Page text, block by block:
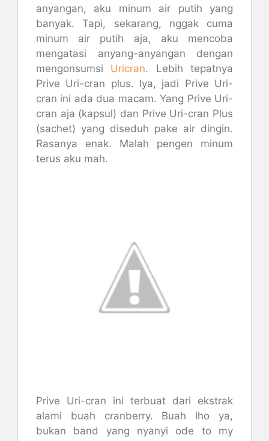
anyangan, aku minum air putih yang
banyak. Tapi, sekarang, nggak cuma
minum air putih aja, aku mencoba
mengatasi anyang-anyangan dengan
mengonsumsi Uricran. Lebih tepatnya
Prive Uri-cran plus. Iya, jadi Prive Uri-
cran ini ada dua macam. Yang Prive Uri-
cran aja (kapsul) dan Prive Uri-cran Plus
(sachet) yang diseduh pake air dingin.
Rasanya enak. Malah pengen minum
terus aku mah.
Prive Uri-cran ini terbuat dari ekstrak
alami buah cranberry. Buah lho ya,
bukan band yang nyanyi ode to my